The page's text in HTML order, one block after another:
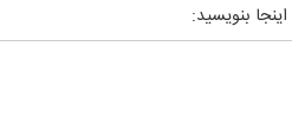
بنویسید: